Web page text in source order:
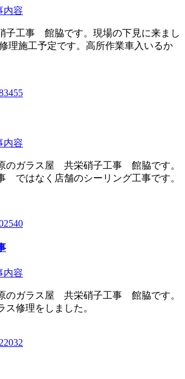
内容
子工事 館脇です。現場の下見に来まし
理施工予定です。高所作業車入いるか
内容
のガラス屋 共栄硝子工事 館脇です。
ではなく店舗のシーリング工事です。
内容
のガラス屋 共栄硝子工事 館脇です。
修理をしました。